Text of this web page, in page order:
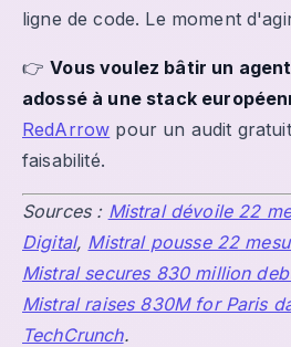
ligne de code. Le moment
👉Vous voulez bâtir un
adossé à une stack
RedArrow pour un audit
faisabilité.
Sources : Mistral dévoile 22
Digital, Mistral pousse 22
Mistral secures 830 million
Mistral raises 830M for Paris
TechCrunch.